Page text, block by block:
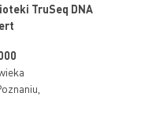
TruSeq DNA